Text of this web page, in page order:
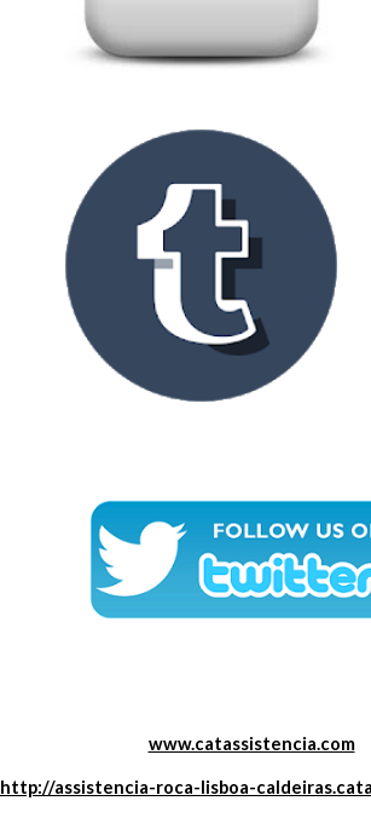
www.catassistencia.com
http://assistencia-roca-lisboa-